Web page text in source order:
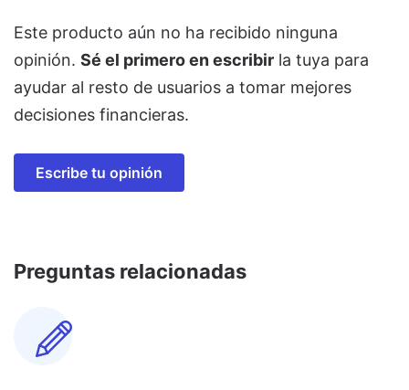
Este producto aún no ha recibido ninguna
opinión. Sé el primero en escribir la tuya para
ayudar al resto de usuarios a tomar mejores
decisiones financieras.
Escribe tu opinión
Preguntas relacionadas